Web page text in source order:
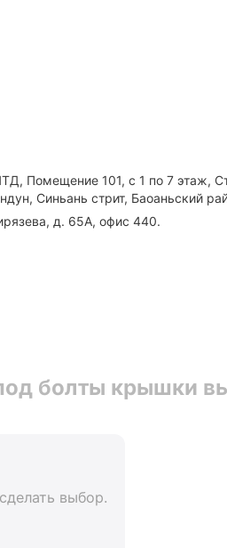
Помещение 101, с 1 по 7 этаж,
Синьань стрит, Баоаньский
д. 65А, офис 440.
болты крышки
выбор.